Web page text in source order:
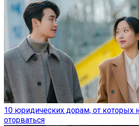
10 юридических дорам, от которых
оторваться